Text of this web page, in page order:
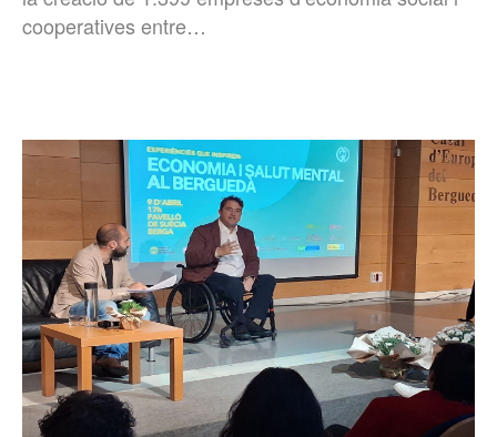
cooperatives entre…